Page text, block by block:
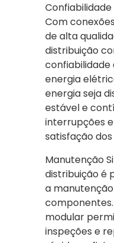
Com
de alta
distribuição
energia
energia seja
estável e
interrupções
satisfação
Manutenção
distribuição é
a
modular
inspeções e